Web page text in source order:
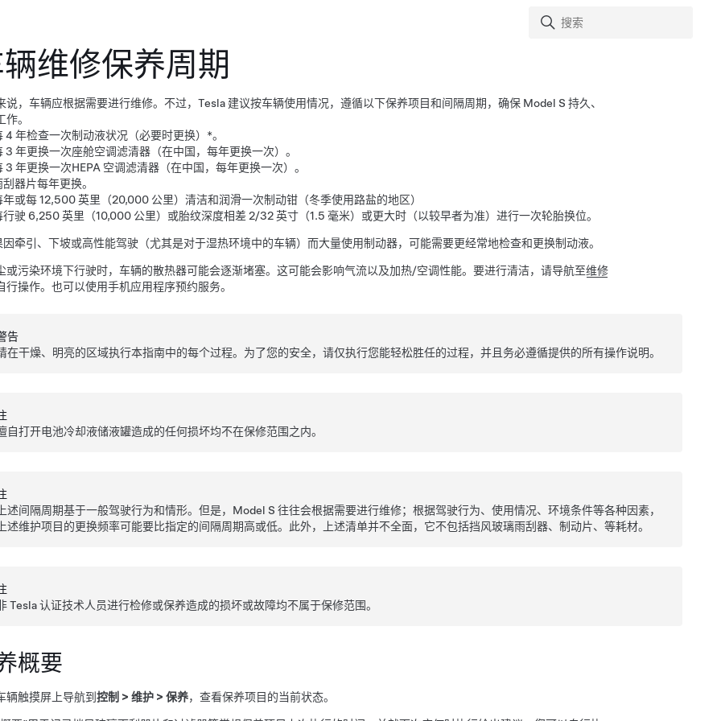
维修保养周期
说，车辆应根据需要进行维修。不过，Tesla 建议按车辆使用情况，遵循以下保养项目和间隔周期，确保 Model S 持久、
作。
4 年检查一次制动液状况（必要时更换）*。
3 年更换一次座舱空调滤清器（在中国，每年更换一次）。
3 年更换一次HEPA 空调滤清器（在中国，每年更换一次）。
刮器片每年更换。
年或每 12,500 英里（20,000 公里）清洁和润滑一次制动钳（冬季使用路盐的地区）
行驶 6,250 英里（10,000 公里） 或胎纹深度相差2/32 英寸（1.5 毫米） 或更大时（以较早者为准）进行一次轮胎换位。
牵引、下坡或高性能驾驶（尤其是对于湿热环境中的车辆）而大量使用制动器，可能需要更经常地检查和更换制动液。
或污染环境下行驶时，车辆的散热器可能会逐渐堵塞。这可能会影响气流以及加热/空调性能。 要进行清洁，请导航至维修
行操作。也可以使用手机应用程序预约服务。
告
在干燥、明亮的区域执行本指南中的每个过程。为了您的安全，请仅执行您能轻松胜任的过程，并且务必遵循提供的所有操作说明。
自打开电池冷却液储液罐造成的任何损坏均不在保修范围之内。
述间隔周期基于一般驾驶行为和情形。但是， Model S 往往会根据需要进行维修；根据驾驶行为、使用情况、环境条件等各种因素，
述维护项目的更换频率可能要比指定的间隔周期高或低。此外，上述清单并不全面，它不包括挡风玻璃雨刮器、制动片、等耗材。
Tesla 认证技术人员进行检修或保养造成的损坏或故障均不属于保修范围。
概要
辆触摸屏上导航到 控制 > 维护 > 保养，查看保养项目的当前状态。